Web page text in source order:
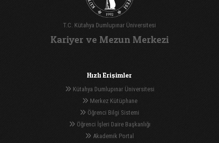
T.C. Kütahya Dumlupınar Üniversitesi
Kariyer ve Mezun Merkezi
Hızlı Erişimler
Kütahya Dumlupınar Üniversitesi
Merkez Kütüphane
Öğrenci Bilgi Sistemi
Öğrenci İşleri Daire Başkanlığı
Akademik Portal